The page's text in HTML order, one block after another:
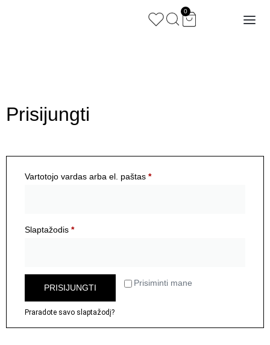
0
Prisijungti
Vartotojo vardas arba el. paštas *
Slaptažodis *
Prisiminti mane
PRISIJUNGTI
Praradote savo slaptažodį?